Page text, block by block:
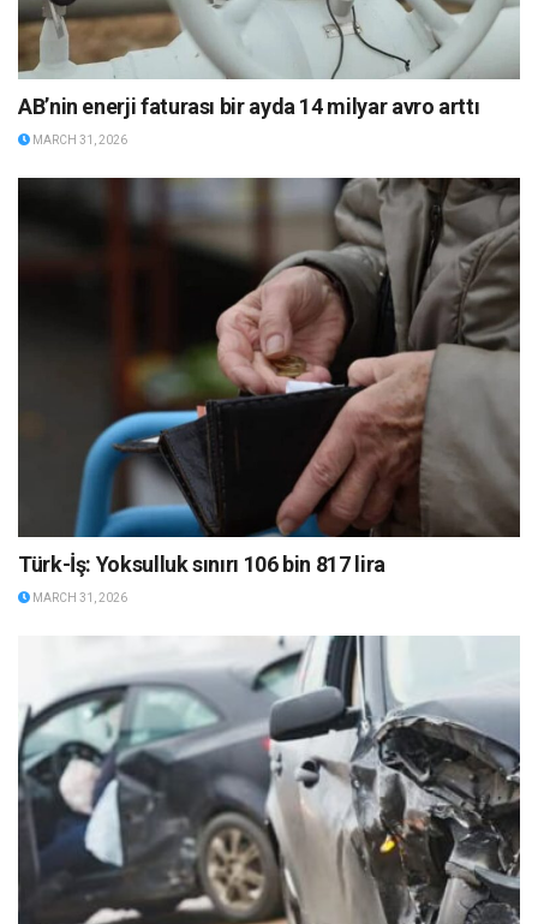
AB’nin enerji faturası bir ayda 14 milyar avro arttı
MARCH 31, 2026
Türk-İş: Yoksulluk sınırı 106 bin 817 lira
MARCH 31, 2026